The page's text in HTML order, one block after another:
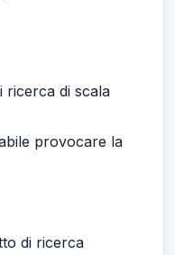
ricerca di scala
provocare la
di ricerca